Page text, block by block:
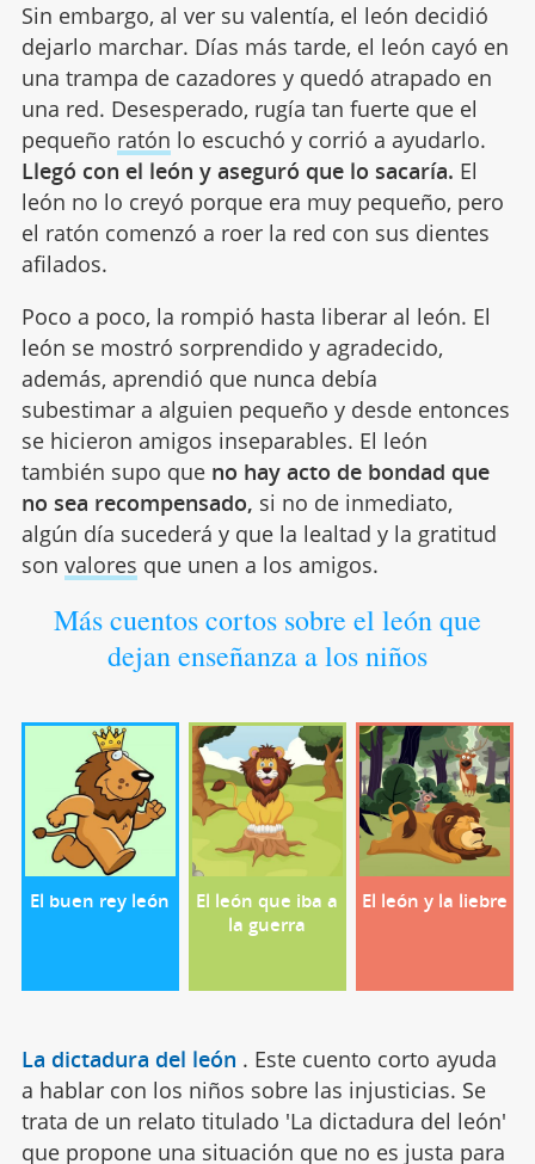
Sin embargo, al ver su valentía, el león decidió
dejarlo marchar. Días más tarde, el león cayó en
una trampa de cazadores y quedó atrapado en
una red. Desesperado, rugía tan fuerte que el
pequeño ratón lo escuchó y corrió a ayudarlo.
Llegó con el león y aseguró que lo sacaría. El
león no lo creyó porque era muy pequeño, pero
el ratón comenzó a roer la red con sus dientes
afilados.
Poco a poco, la rompió hasta liberar al león. El
león se mostró sorprendido y agradecido,
además, aprendió que nunca debía
subestimar a alguien pequeño y desde entonces
se hicieron amigos inseparables. El león
también supo que no hay acto de bondad que
no sea recompensado, si no de inmediato,
algún día sucederá y que la lealtad y la gratitud
son valores que unen a los amigos.
Más cuentos cortos sobre el león que
dejan enseñanza a los niños
El buen rey león
El león que iba a
la guerra
El león y la liebre
La dictadura del león . Este cuento corto ayuda
a hablar con los niños sobre las injusticias. Se
trata de un relato titulado 'La dictadura del león'
que propone una situación que no es justa para